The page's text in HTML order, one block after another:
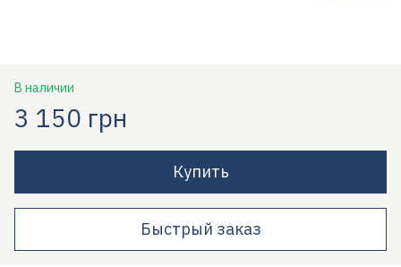
В наличии
3 150 грн
Купить
Быстрый заказ